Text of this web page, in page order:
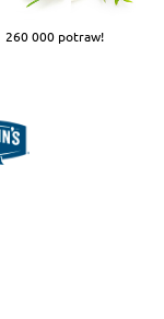
260 000 potraw!